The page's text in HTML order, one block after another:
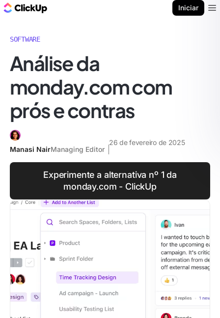
Iniciar
SOFTWARE
Análise da
monday.com com
prós e contras
Manasi NairManaging Editor
26 de fevereiro de 2025
Experimente a alternativa nº 1 da
monday.com - ClickUp